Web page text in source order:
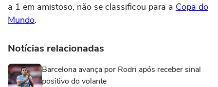
a 1 em amistoso, não se classificou para a Copa do
Mundo.
Notícias relacionadas
Barcelona avança por Rodri após receber sinal
positivo do volante